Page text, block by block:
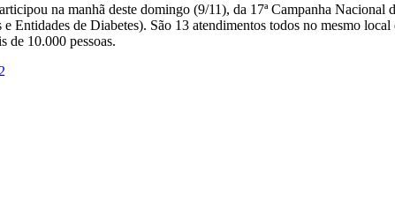
na manhã deste domingo (9/11), da 17ª Campanha
Entidades de Diabetes). São 13 atendimentos todos no mesmo
de 10.000 pessoas.